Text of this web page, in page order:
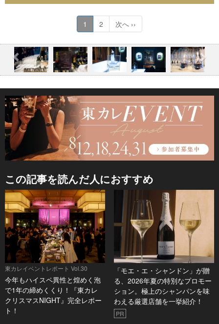
1 2 次へ ››
この記事を読んだ人におすすめ
東カレイベントレポート Vol.30
今年もハイスペ異性と煌めく泡
で1年の締めくくり！『東カレ
クリスマスNIGHT』完全レポー
ト！
「モエ・エ・シャンドン」が贈
る、2026年夏の特別なプロモー
ション。極上のシャンパンを味
わえる厳選店舗を一挙紹介！
PR